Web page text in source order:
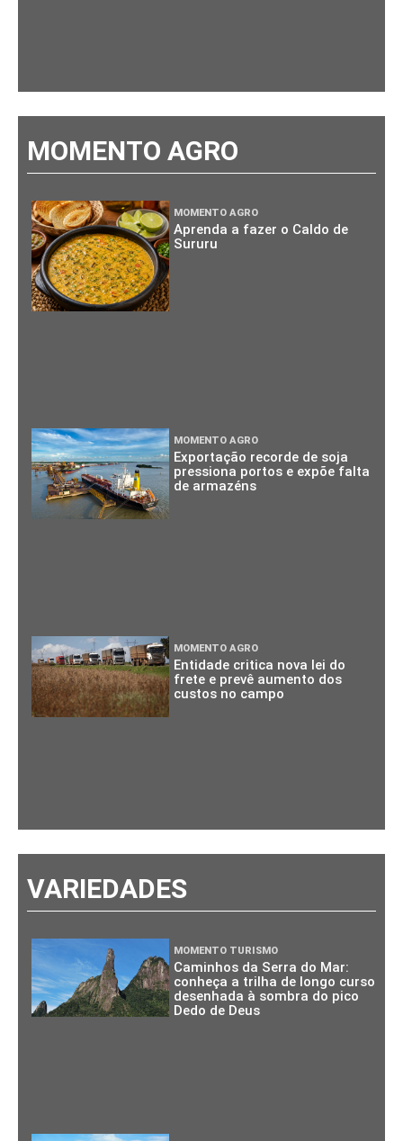
MOMENTO AGRO
MOMENTO AGRO
Aprenda a fazer o Caldo de
Sururu
MOMENTO AGRO
Exportação recorde de soja
pressiona portos e expõe falta
de armazéns
MOMENTO AGRO
Entidade critica nova lei do
frete e prevê aumento dos
custos no campo
VARIEDADES
MOMENTO TURISMO
Caminhos da Serra do Mar:
conheça a trilha de longo curso
desenhada à sombra do pico
Dedo de Deus